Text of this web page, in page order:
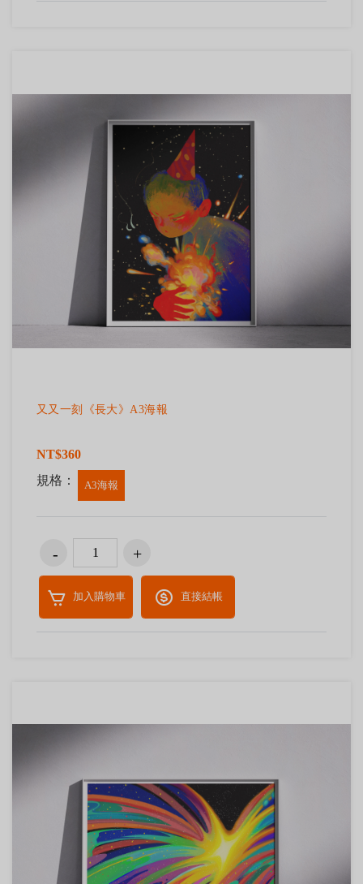
又又一刻《長大》A3海報
NT$360
規格：
A3海報
加入購物車 直接結帳